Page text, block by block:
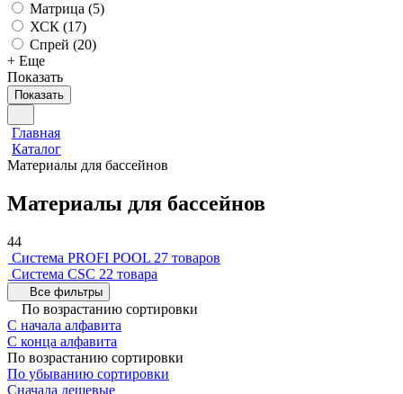
Матрица (5)
ХСК (17)
Спрей (20)
+ Еще
Показать
Показать
Главная
Каталог
Материалы для бассейнов
Материалы для бассейнов
44
Система PROFI POOL 27 товаров
Система CSC 22 товара
Все фильтры
По возрастанию сортировки
С начала алфавита
С конца алфавита
По возрастанию сортировки
По убыванию сортировки
Сначала дешевые